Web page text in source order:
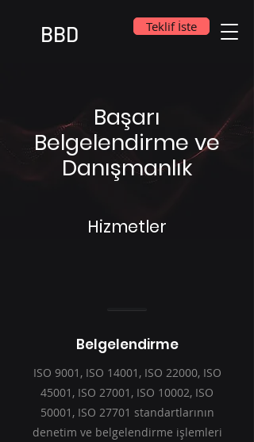
BBD Teklif İste
Başarı
Belgelendirme ve
Danışmanlık
Hizmetler
Belgelendirme
ISO 9001, ISO 14001, ISO 22000, ISO
45001, ISO 27001, ISO 10002, ISO
50001, ISO 27701 standartlarının
denetim ve belgelendirme işlemleri